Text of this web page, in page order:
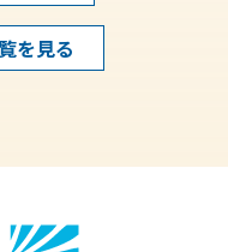
を見る